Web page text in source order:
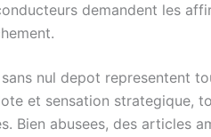
demandent les
nul depot representent
et sensation strategique,
Bien abusees, des articles